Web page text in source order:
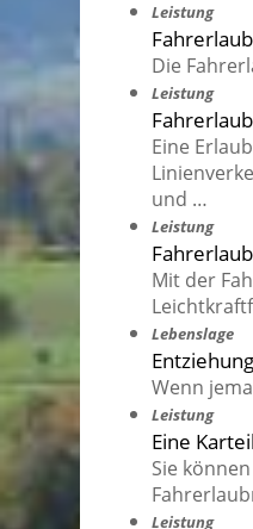
Leistung
Die
Leistung
Eine
und …
Leistung
Mit der
Lebenslage
Wenn
Leistung
Eine
Sie
Leistung